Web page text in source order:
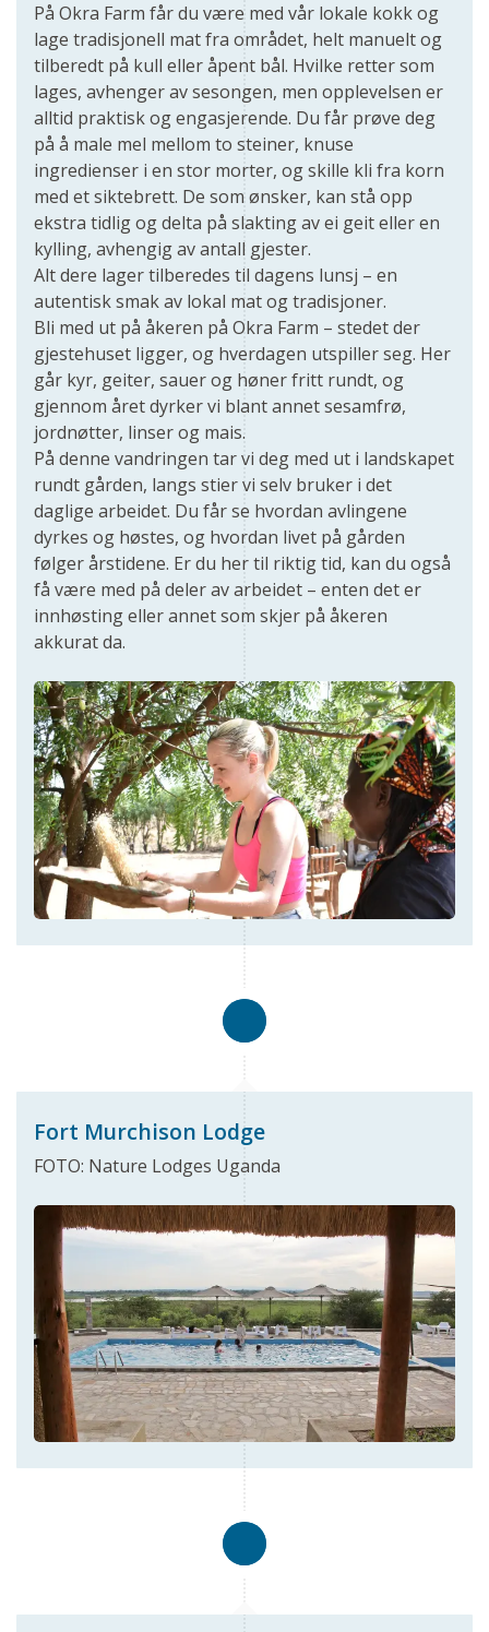
På Okra Farm får du være med vår lokale kokk og
lage tradisjonell mat fra området, helt manuelt og
tilberedt på kull eller åpent bål. Hvilke retter som
lages, avhenger av sesongen, men opplevelsen er
alltid praktisk og engasjerende. Du får prøve deg
på å male mel mellom to steiner, knuse
ingredienser i en stor morter, og skille kli fra korn
med et siktebrett. De som ønsker, kan stå opp
ekstra tidlig og delta på slakting av ei geit eller en
kylling, avhengig av antall gjester.
Alt dere lager tilberedes til dagens lunsj – en
autentisk smak av lokal mat og tradisjoner.
Bli med ut på åkeren på Okra Farm – stedet der
gjestehuset ligger, og hverdagen utspiller seg. Her
går kyr, geiter, sauer og høner fritt rundt, og
gjennom året dyrker vi blant annet sesamfrø,
jordnøtter, linser og mais.
På denne vandringen tar vi deg med ut i landskapet
rundt gården, langs stier vi selv bruker i det
daglige arbeidet. Du får se hvordan avlingene
dyrkes og høstes, og hvordan livet på gården
følger årstidene. Er du her til riktig tid, kan du også
få være med på deler av arbeidet – enten det er
innhøsting eller annet som skjer på åkeren
akkurat da.
Fort Murchison Lodge
FOTO: Nature Lodges Uganda